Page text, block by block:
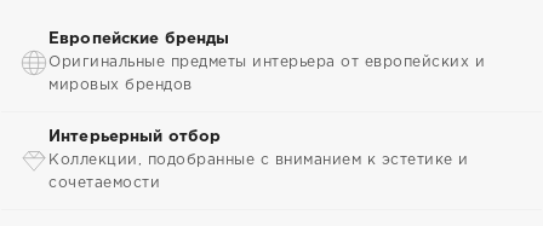
Европейские бренды
Оригинальные предметы интерьера от европейских и
мировых брендов
Интерьерный отбор
Коллекции, подобранные с вниманием к эстетике и
сочетаемости